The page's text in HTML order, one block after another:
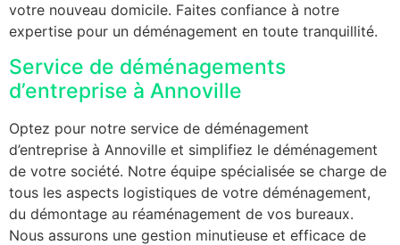
votre nouveau domicile. Faites confiance à notre
expertise pour un déménagement en toute tranquillité.
Service de déménagements
d’entreprise à Annoville
Optez pour notre service de déménagement
d’entreprise à Annoville et simplifiez le déménagement
de votre société. Notre équipe spécialisée se charge de
tous les aspects logistiques de votre déménagement,
du démontage au réaménagement de vos bureaux.
Nous assurons une gestion minutieuse et efficace de